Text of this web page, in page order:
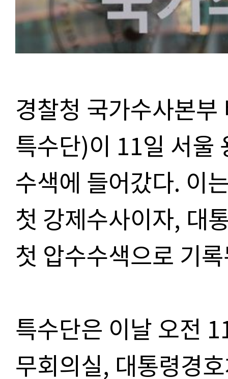
경찰청 국가수사본
특수단)이 11일 서울
수색에 들어갔다. 이
첫 강제수사이자, 대
첫 압수수색으로 기
특수단은 이날 오전
무회의실, 대통령경